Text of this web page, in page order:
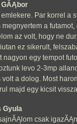
GĂĄbor
Par korrel a
megnyertem a
az volt, hogy ne
ez sikerult,
nagyon egy tempot
levo 2-3mp
a dolog. Most
majd egy kicsit
Gyula
csak